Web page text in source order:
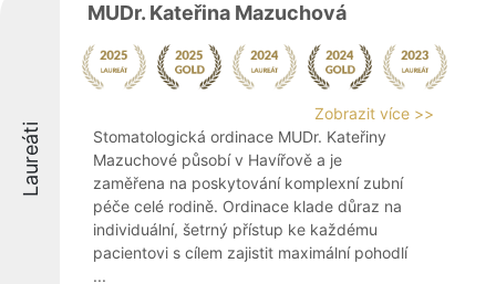
Laureáti
MUDr. Kateřina Mazuchová
Zobrazit více >>
Stomatologická ordinace MUDr. Kateřiny
Mazuchové působí v Havířově a je
zaměřena na poskytování komplexní zubní
péče celé rodině. Ordinace klade důraz na
individuální, šetrný přístup ke každému
pacientovi s cílem zajistit maximální pohodlí
...